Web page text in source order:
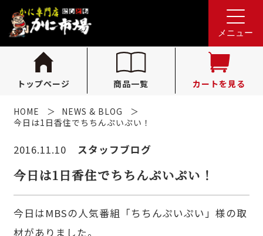
メニュー
トップページ 商品一覧 カートを見る
れんが亭へのお問い合わせ
tel.0796-36-1341
（受付時間 10:00〜16:00）
HOME
NEWS & BLOG
今日は1日香住でちちんぷいぷい！
2016.11.10 スタッフブログ
今日は1日香住でちちんぷいぷい！
今日はMBSの人気番組「ちちんぷいぷい」様の取
材がありました。